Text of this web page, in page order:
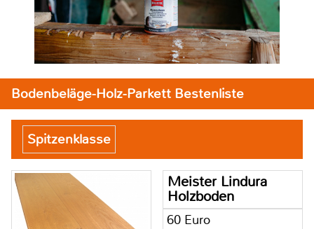
Bodenbeläge-Holz-Parkett Bestenliste
Spitzenklasse
Meister Lindura
Holzboden
60 Euro